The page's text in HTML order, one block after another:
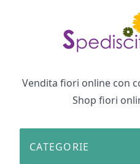
Vendita fiori online con
Shop fiori
CATEGORIE